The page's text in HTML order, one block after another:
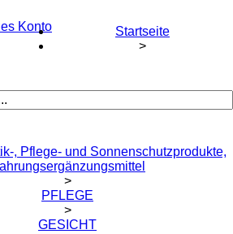
Konto
Startseite
>
, Pflege- und Sonnenschutzprodukte,
>
PFLEGE
>
GESICHT